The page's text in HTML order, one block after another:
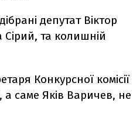
депутат Віктор
та колишній
Конкурсної комісії
саме Яків Варичев, не